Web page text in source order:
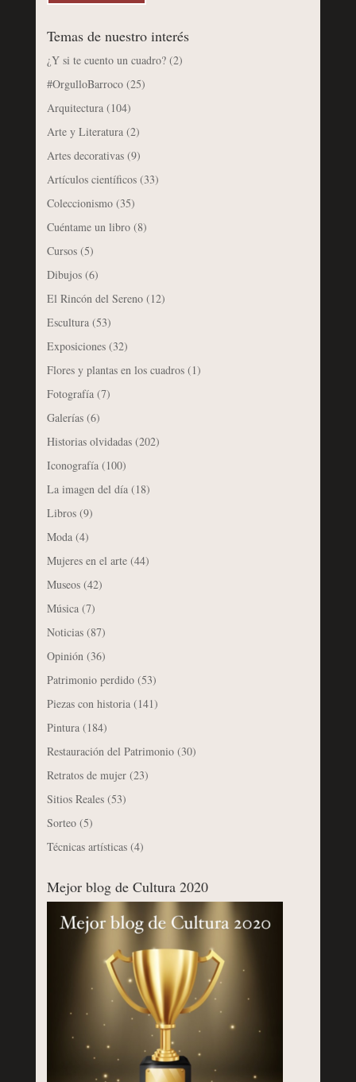
Temas de nuestro interés
¿Y si te cuento un cuadro?(2)
#OrgulloBarroco(25)
Arquitectura(104)
Arte y Literatura(2)
Artes decorativas(9)
Artículos científicos(33)
Coleccionismo(35)
Cuéntame un libro(8)
Cursos(5)
Dibujos(6)
El Rincón del Sereno(12)
Escultura(53)
Exposiciones(32)
Flores y plantas en los cuadros(1)
Fotografía(7)
Galerías(6)
Historias olvidadas(202)
Iconografía(100)
La imagen del día(18)
Libros(9)
Moda(4)
Mujeres en el arte(44)
Museos(42)
Música(7)
Noticias(87)
Opinión (36)
Patrimonio perdido(53)
Piezas con historia(141)
Pintura(184)
Restauración del Patrimonio(30)
Retratos de mujer(23)
Sitios Reales(53)
Sorteo(5)
Técnicas artísticas(4)
Mejor blog de Cultura 2020